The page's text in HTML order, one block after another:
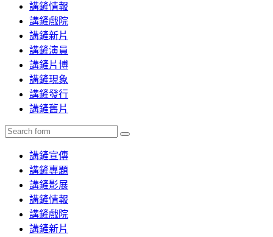
講鏟情報
講鏟戲院
講鏟新片
講鏟演員
講鏟片博
講鏟現象
講鏟發行
講鏟舊片
Search
講鏟宣傳
講鏟專題
講鏟影展
講鏟情報
講鏟戲院
講鏟新片